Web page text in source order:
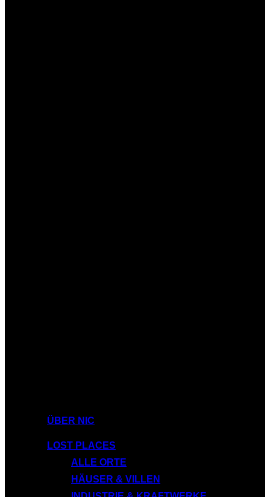
ÜBER NIC
LOST PLACES
ALLE ORTE
HÄUSER & VILLEN